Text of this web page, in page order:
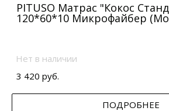
PITUSO Матрас "Кокос
120*60*10 Микрофайбер
Нет в наличии
3 420 руб.
ПОДРОБНЕЕ